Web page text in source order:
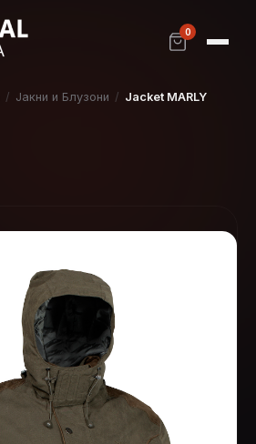
0
/ Јакни и Блузони / Jacket MARLY